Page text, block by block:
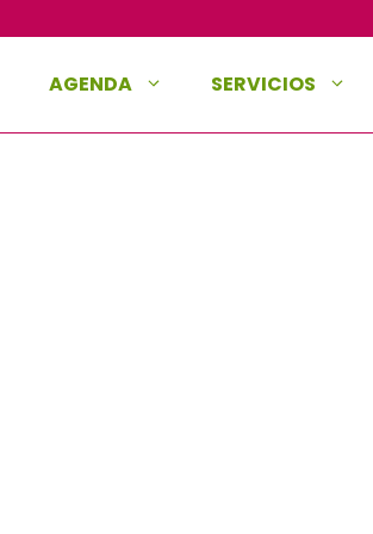
AGENDA SERVICIOS